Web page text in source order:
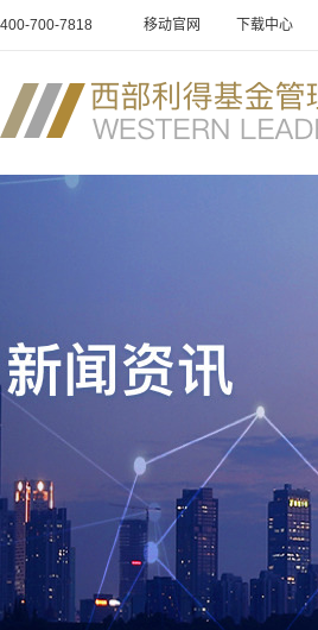
400-700-7818 移动官网 下载中心